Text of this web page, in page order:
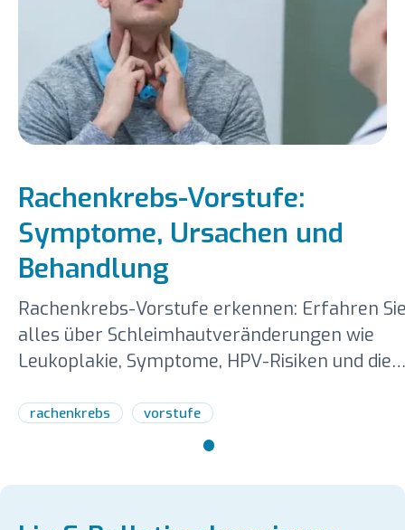
Rachenkrebs-Vorstufe:
Symptome, Ursachen und
Behandlung
Rachenkrebs-Vorstufe erkennen: Erfahren
alles über Schleimhautveränderungen wie
Leukoplakie, Symptome, HPV-Risiken und die
rachenkrebs vorstufe